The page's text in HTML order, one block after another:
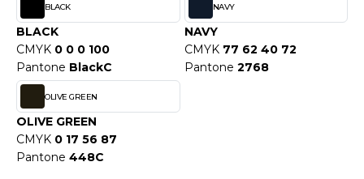
- BLANKS
COOL
BLACK
BLACK
CMYK 0 0 0 100
Pantone BlackC
NAVY
NAVY
CMYK 77 62 40 72
Pantone 2768
OLIVE GREEN
OLIVE GREEN
CMYK 0 17 56 87
Pantone 448C